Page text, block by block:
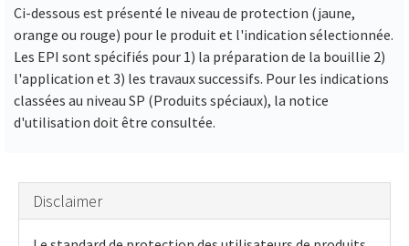
Ci-dessous est présenté le niveau de protection (jaune,
orange ou rouge) pour le produit et l'indication sélectionnée.
Les EPI sont spécifiés pour 1) la préparation de la bouillie 2)
l'application et 3) les travaux successifs. Pour les indications
classées au niveau SP (Produits spéciaux), la notice
d'utilisation doit être consultée.
Disclaimer